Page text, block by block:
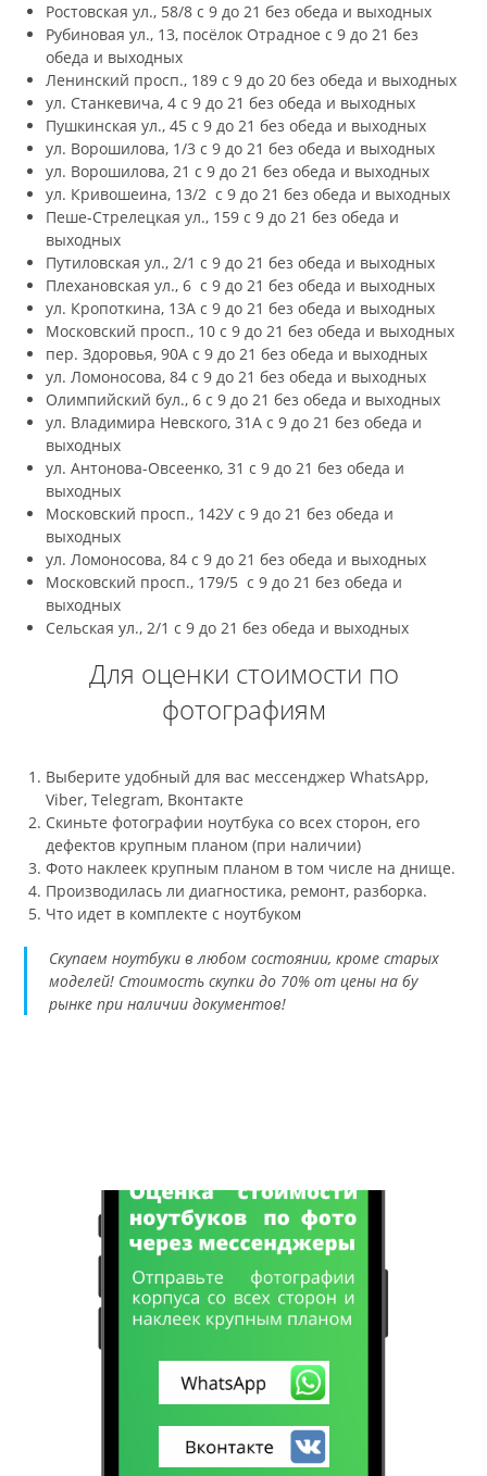
Ростовская ул., 58/8 с 9 до 21 без обеда и выходных
Рубиновая ул., 13, посёлок Отрадное с 9 до 21 без
обеда и выходных
Ленинский просп., 189 с 9 до 20 без обеда и выходных
ул. Станкевича, 4 с 9 до 21 без обеда и выходных
Пушкинская ул., 45 с 9 до 21 без обеда и выходных
ул. Ворошилова, 1/3 с 9 до 21 без обеда и выходных
ул. Ворошилова, 21 с 9 до 21 без обеда и выходных
ул. Кривошеина, 13/2 с 9 до 21 без обеда и выходных
Пеше-Стрелецкая ул., 159 с 9 до 21 без обеда и
выходных
Путиловская ул., 2/1 с 9 до 21 без обеда и выходных
Плехановская ул., 6 с 9 до 21 без обеда и выходных
ул. Кропоткина, 13А с 9 до 21 без обеда и выходных
Московский просп., 10 с 9 до 21 без обеда и выходных
пер. Здоровья, 90А с 9 до 21 без обеда и выходных
ул. Ломоносова, 84 с 9 до 21 без обеда и выходных
Олимпийский бул., 6 с 9 до 21 без обеда и выходных
ул. Владимира Невского, 31А с 9 до 21 без обеда и
выходных
ул. Антонова-Овсеенко, 31 с 9 до 21 без обеда и
выходных
Московский просп., 142У с 9 до 21 без обеда и
выходных
ул. Ломоносова, 84 с 9 до 21 без обеда и выходных
Московский просп., 179/5 с 9 до 21 без обеда и
выходных
Сельская ул., 2/1 с 9 до 21 без обеда и выходных
Для оценки стоимости по
фотографиям
Выберите удобный для вас мессенджер WhatsApp,
Viber, Telegram, Вконтакте
Скиньте фотографии ноутбука со всех сторон, его
дефектов крупным планом (при наличии)
Фото наклеек крупным планом в том числе на днище.
Производилась ли диагностика, ремонт, разборка.
Что идет в комплекте с ноутбуком
Скупаем ноутбуки в любом состоянии, кроме старых
моделей! Стоимость скупки до 70% от цены на бу
рынке при наличии документов!